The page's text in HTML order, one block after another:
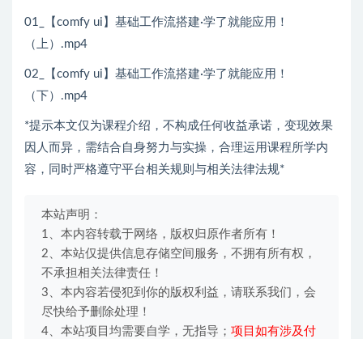
01_【comfy ui】基础工作流搭建·学了就能应用！
（上）.mp4
02_【comfy ui】基础工作流搭建·学了就能应用！
（下）.mp4
*提示本文仅为课程介绍，不构成任何收益承诺，变现效果
因人而异，需结合自身努力与实操，合理运用课程所学内
容，同时严格遵守平台相关规则与相关法律法规*
本站声明：
1、本内容转载于网络，版权归原作者所有！
2、本站仅提供信息存储空间服务，不拥有所有权，
不承担相关法律责任！
3、本内容若侵犯到你的版权利益，请联系我们，会
尽快给予删除处理！
4、本站项目均需要自学，无指导； 项目如有涉及付